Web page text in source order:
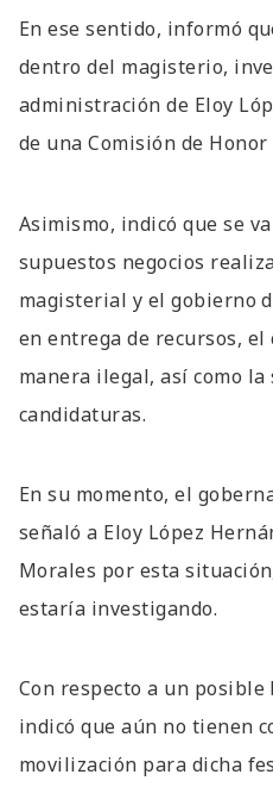
En ese sentido, informó
dentro del magisterio,
administración de Eloy
de una Comisión de Honor
Asimismo, indicó que se
supuestos negocios
magisterial y el gobierno
en entrega de recursos,
manera ilegal, así como
candidaturas.
En su momento, el
señaló a Eloy López
Morales por esta
estaría investigando.
Con respecto a un
indicó que aún no tienen
movilización para dicha